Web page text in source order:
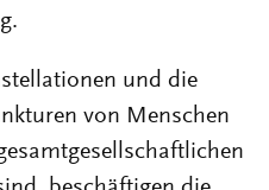
und die
von Menschen